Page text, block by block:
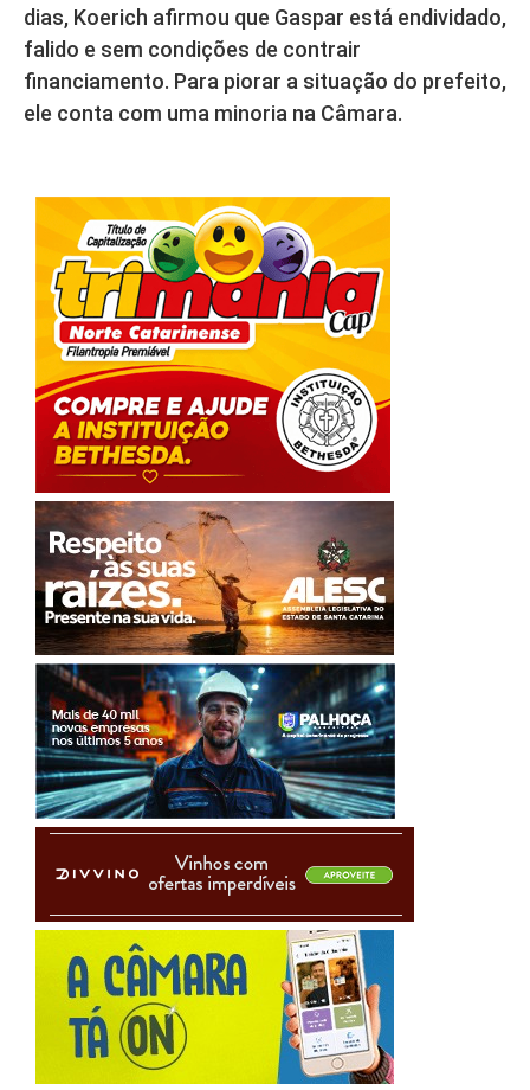
dias, Koerich afirmou que Gaspar está endividado,
falido e sem condições de contrair
financiamento. Para piorar a situação do prefeito,
ele conta com uma minoria na Câmara.